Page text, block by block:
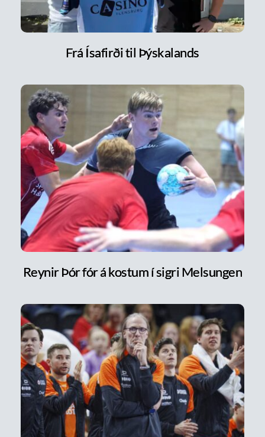
Frá Ísafirði til Þýskalands
Reynir Þór fór á kostum í sigri Melsungen